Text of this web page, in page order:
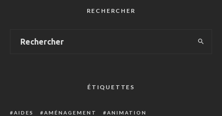
RECHERCHER
ÉTIQUETTES
AIDES AMÉNAGEMENT
ANIMATION